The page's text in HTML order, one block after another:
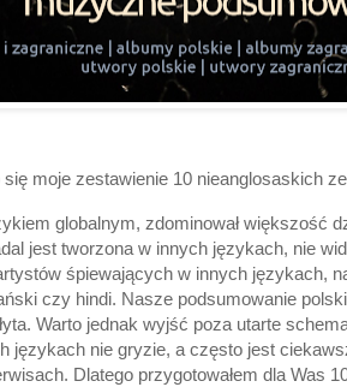
się moje zestawienie 10 nieanglosaskich
globalnym, zdominował większość
jest tworzona w innych językach, nie
śpiewających w innych językach,
czy hindi. Nasze podsumowanie
Warto jednak wyjść poza utarte
językach nie gryzie, a często jest
Dlatego przygotowałem dla Was